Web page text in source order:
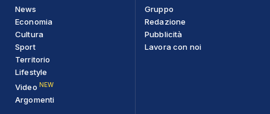
News
Economia
Cultura
Sport
Territorio
Lifestyle
Video NEW
Argomenti
Gruppo
Redazione
Pubblicità
Lavora con noi